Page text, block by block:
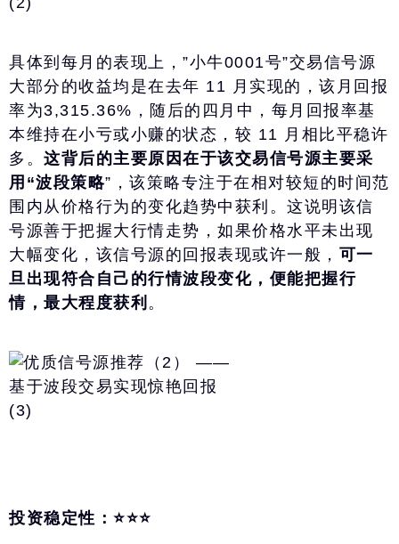
具体到每月的表现上，”小牛0001号”交易信号源
大部分的收益均是在去年 11 月实现的，该月回报
率为3,315.36%，随后的四月中，每月回报率基
本维持在小亏或小赚的状态，较 11 月相比平稳许
多。 这背后的主要原因在于该交易信号源主要采
用“波段策略”，该策略专注于在相对较短的时间范
围内从价格行为的变化趋势中获利。这说明该信
号源善于把握大行情走势，如果价格水平未出现
大幅变化，该信号源的回报表现或许一般， 可一
旦出现符合自己的行情波段变化，便能把握行
情，最大程度获利 。
投资稳定性：⭐️⭐️⭐️